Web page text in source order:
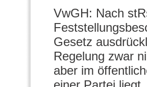
VwGH: Nach
Gesetz
Regelung zwar
aber im